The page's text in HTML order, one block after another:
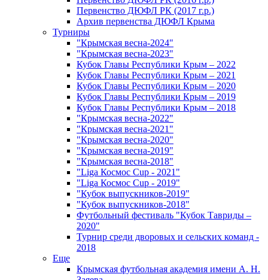
Первенство ДЮФЛ РК (2017 г.р.)
Архив первенства ДЮФЛ Крыма
Турниры
"Крымская весна-2024"
"Крымская весна-2023"
Кубок Главы Республики Крым – 2022
Кубок Главы Республики Крым – 2021
Кубок Главы Республики Крым – 2020
Кубок Главы Республики Крым – 2019
Кубок Главы Республики Крым – 2018
"Крымская весна-2022"
"Крымская весна-2021"
"Крымская весна-2020"
"Крымская весна-2019"
"Крымская весна-2018"
"Liga Космос Cup - 2021"
"Liga Космос Cup - 2019"
"Кубок выпускников-2019"
"Кубок выпускников-2018"
Футбольный фестиваль "Кубок Тавриды –
2020"
Турнир среди дворовых и сельских команд -
2018
Еще
Крымская футбольная академия имени А. Н.